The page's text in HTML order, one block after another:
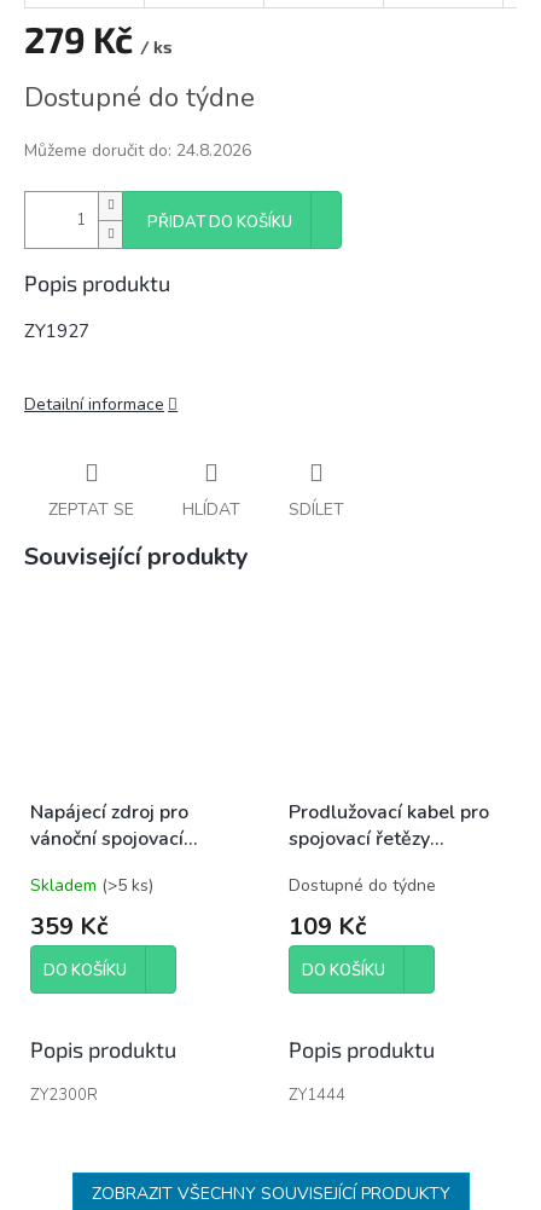
279 Kč / ks
cena:
Dostupné do týdne
Můžeme doručit do: 24.8.2026
PŘIDAT DO KOŠÍKU
Popis produktu
ZY1927
Detailní informace
ZEPTAT SE HLÍDAT SDÍLET
Související produkty
Napájecí zdroj pro
vánoční spojovací
venkovní i vnitřní,
ovladač
Skladem (>5 ks)
359 Kč
DO KOŠÍKU
Popis produktu
ZY2300R
Prodlužovací kabel pro
spojovací řetězy
venkovní i vnitřní
Dostupné do týdne
109 Kč
DO KOŠÍKU
Popis produktu
ZY1444
ZOBRAZIT VŠECHNY SOUVISEJÍCÍ PRODUKTY